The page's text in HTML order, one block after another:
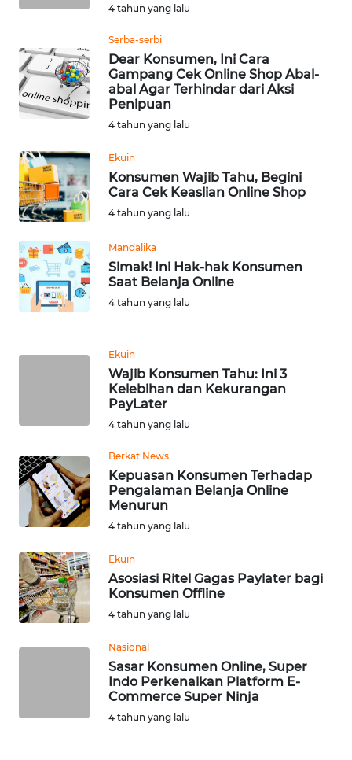
4 tahun yang lalu
Serba-serbi
Dear Konsumen, Ini Cara
Gampang Cek Online Shop Abal-
abal Agar Terhindar dari Aksi
Penipuan
4 tahun yang lalu
Ekuin
Konsumen Wajib Tahu, Begini
Cara Cek Keaslian Online Shop
4 tahun yang lalu
Mandalika
Simak! Ini Hak-hak Konsumen
Saat Belanja Online
4 tahun yang lalu
Ekuin
Wajib Konsumen Tahu: Ini 3
Kelebihan dan Kekurangan
PayLater
4 tahun yang lalu
Berkat News
Kepuasan Konsumen Terhadap
Pengalaman Belanja Online
Menurun
4 tahun yang lalu
Ekuin
Asosiasi Ritel Gagas Paylater bagi
Konsumen Offline
4 tahun yang lalu
Nasional
Sasar Konsumen Online, Super
Indo Perkenalkan Platform E-
Commerce Super Ninja
4 tahun yang lalu
TANJUNG
WN
KARO
WN
LABUHANBATU
WN
TAPANULI
TENGAH
WN
PAKPAK
WN
KARAWANG
WN
BEKASI
BOGOR